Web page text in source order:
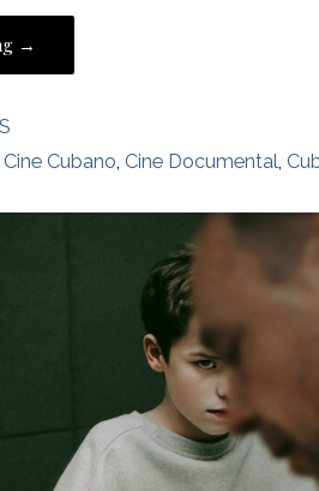
→
,Cine Cubano ,Cine Documental ,